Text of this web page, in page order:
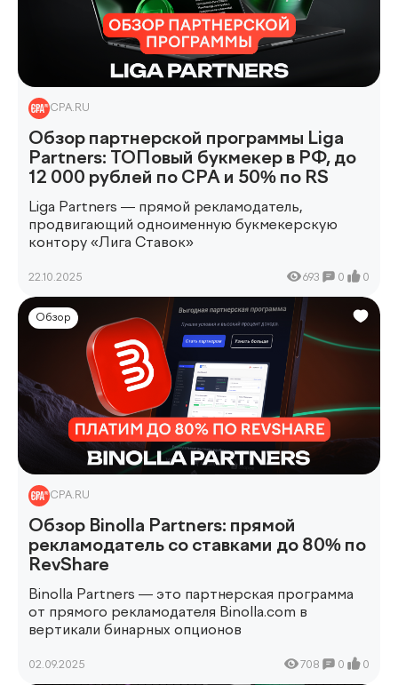
CPA.RU
Обзор партнерской программы Liga
Partners: ТОПовый букмекер в РФ, до
12 000 рублей по CPA и 50% по RS
Liga Partners — прямой рекламодатель,
продвигающий одноименную букмекерскую
контору «Лига Ставок»
22.10.2025 693 0 0
Обзор
CPA.RU
Обзор Binolla Partners: прямой
рекламодатель со ставками до 80% по
RevShare
Binolla Partners — это партнерская программа
от прямого рекламодателя Binolla.com в
вертикали бинарных опционов
02.09.2025 708 0 0